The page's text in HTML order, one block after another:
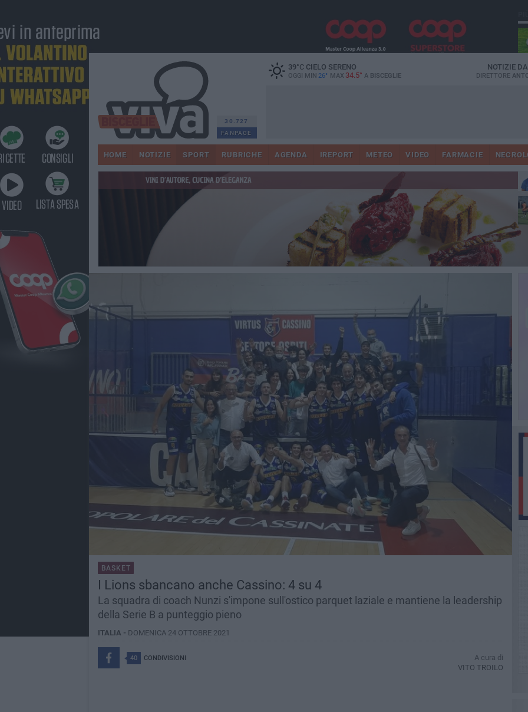
30.727
FANPAGE
39°CCIELO SERENO
OGGI MIN 26° MAX 34.5° A BISCEGLIE
NOTIZIE
DIRETTORE
HOME NOTIZIE SPORT RUBRICHE AGENDA IREPORT METEO VIDEO FARMACIE
BASKET
I Lions sbancano anche Cassino: 4 su 4
La squadra di coach Nunzi s'impone sull'ostico parquet laziale e mantiene la leadership
della Serie B a punteggio pieno
ITALIA - DOMENICA 24 OTTOBRE 2021
40 CONDIVISIONI
A cura di
VITO TROILO